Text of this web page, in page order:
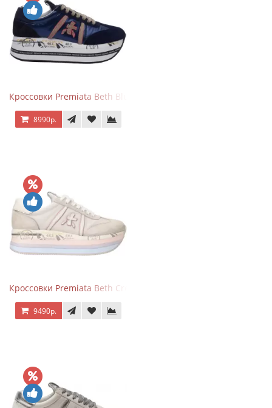
Кроссовки Premiata Beth Blue White
8990р.
Кроссовки Premiata Beth Cream Sand
9490р.